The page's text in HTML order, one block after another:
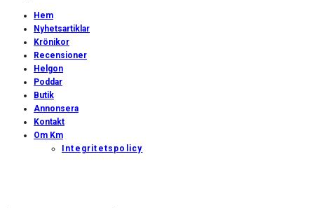
Hem
Nyhetsartiklar
Krönikor
Recensioner
Helgon
Poddar
Butik
Annonsera
Kontakt
Om Km
Integritetspolicy